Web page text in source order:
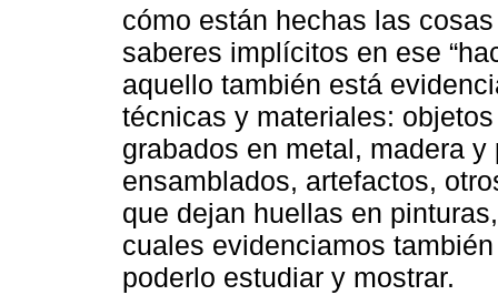
cómo están hechas las
saberes implícitos en ese
aquello también está
técnicas y materiales:
grabados en metal, madera
ensamblados, artefactos,
que dejan huellas en
cuales evidenciamos
poderlo estudiar y mostrar.